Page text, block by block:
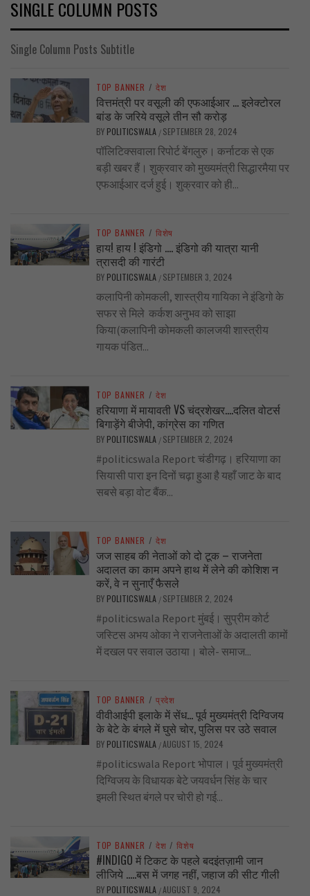
SINGLE COLUMN POSTS
Single Column Posts Subtitle
TOP BANNER / देश
वित्तमंत्री पर वसूली की एफआईआर … इलेक्टोरल
बांड के जरिये वसूले तीन सौ करोड़
BY POLITICSWALA / SEPTEMBER 28, 2024
पॉलिटिक्सवाला रिपोर्ट बेंगलुरु। कर्नाटक से एक
बड़ी खबर हैं। शुक्रवार को मुख्यमंत्री सिद्धारमैया पर
एफआईआर दर्ज हुई। शुक्रवार को ही...
TOP BANNER / विशेष
हाय! हाय ! इंडिगो …. इंडिगो की यात्रा यानी
त्रासदी की गारंटी
BY POLITICSWALA / SEPTEMBER 3, 2024
कलापिनी कोमकली, शास्त्रीय गायिका ने इंडिगो के
सफर से मिले कर्कश अनुभव को साझा
किया(कलापिनी कोमकली कालजयी शास्त्रीय
गायक पंडित...
TOP BANNER / देश
हरियाणा में मायावती VS चंद्रशेखर….दलित वोटर्स
बिगाड़ेंगे बीजेपी, कांग्रेस का गणित
BY POLITICSWALA / SEPTEMBER 2, 2024
#politicswala Report चंडीगढ़। हरियाणा का
सियासी पारा इन दिनों चढ़ा हुआ है यहाँ जाट के बाद
सबसे बड़ा वोट बैंक...
TOP BANNER / देश
जज साहब की नेताओं को दो टूक – राजनेता
अदालत का काम अपने हाथ में लेने की कोशिश न
करें, वे न सुनाएँ फैसले
BY POLITICSWALA / SEPTEMBER 2, 2024
#politicswala Report मुंबई। सुप्रीम कोर्ट
जस्टिस अभय ओका ने राजनेताओं के अदालती कामों
में दखल पर सवाल उठाया। बोले- समाज...
TOP BANNER / प्रदेश
वीवीआईपी इलाके में सेंध… पूर्व मुख्यमंत्री दिग्विजय
के बेटे के बंगले में घुसे चोर, पुलिस पर उठे सवाल
BY POLITICSWALA /AUGUST 15, 2024
#politicswala Report भोपाल। पूर्व मुख्यमंत्री
दिग्विजय के विधायक बेटे जयवर्धन सिंह के चार
इमली स्थित बंगले पर चोरी हो गई...
TOP BANNER / देश / विशेष
#INDIGO में टिकट के पहले बदइंतज़ामी जान
लीजिये …..बस में जगह नहीं, जहाज की सीट गीली
BY POLITICSWALA /AUGUST 9, 2024